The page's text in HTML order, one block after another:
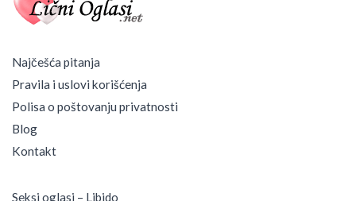
Najčešća pitanja
Pravila i uslovi korišćenja
Polisa o poštovanju privatnosti
Blog
Kontakt
Seksi oglasi – Libido